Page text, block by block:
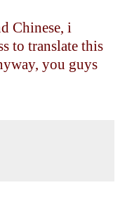
Chinese, i
to translate this
you guys